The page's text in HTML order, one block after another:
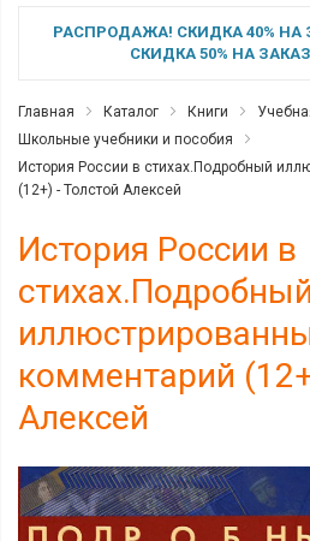
РАСПРОДАЖА! СКИДКА 40% НА
СКИДКА 50% НА
Главная Каталог Книги
Школьные учебники и пособия
История России в стихах.Подробный
(12+) - Толстой Алексей
История России в
стихах.Подробный
комментарий
Алексей